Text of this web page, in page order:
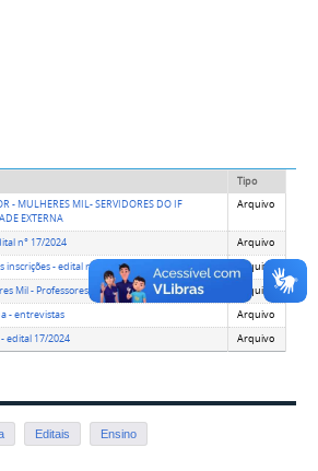
Tipo
- MULHERES MIL- SERVIDORES DO IF
EXTERNA
Arquivo
n° 17/2024
Arquivo
inscrições - edital n° 17/2024
Arquivo
Mil - Professores
Arquivo
- entrevistas
Arquivo
edital 17/2024
Arquivo
Editais Ensino